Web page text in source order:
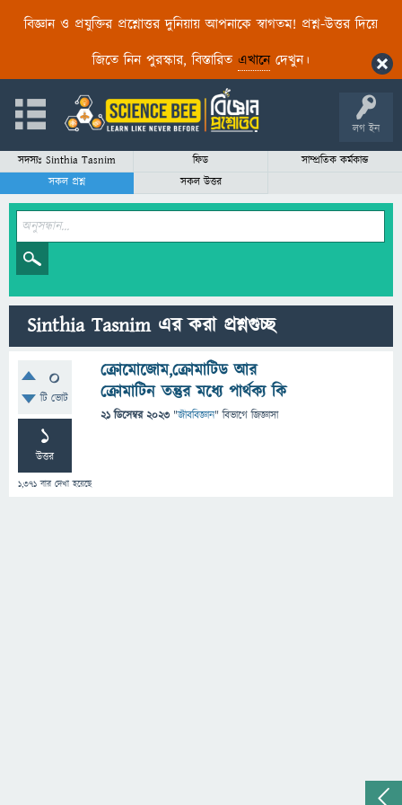
বিজ্ঞান ও প্রযুক্তির প্রশ্নোত্তর দুনিয়ায় আপনাকে স্বাগতম! প্রশ্ন-উত্তর দিয়ে
জিতে নিন পুরস্কার, বিস্তারিত এখানেদেখুন।
লগ ইন
সদস্যঃ Sinthia Tasnim ফিড
সাম্প্রতিক কর্মকান্ড
সকল প্রশ্ন
সকল উত্তর
Sinthia Tasnim এর করা প্রশ্নগুচ্ছ
0
টি ভোট
1
উত্তর
1,371 বার দেখা হয়েছে
ক্রোমোজোম,ক্রোমাটিড আর
ক্রোমাটিন তন্তুর মধ্যে পার্থক্য কি
21 ডিসেম্বর 2023 "জীববিজ্ঞান" বিভাগে জিজ্ঞাসা